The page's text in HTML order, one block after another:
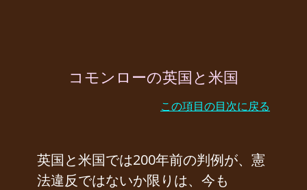
コモンローの英国と米国
この項目の目次に戻る
英国と米国では200年前の判例が、憲
法違反ではないか限りは、今も